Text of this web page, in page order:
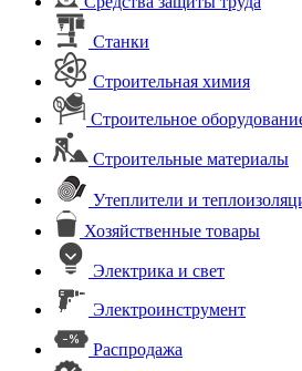
Станки
Строительная химия
Строительное
Строительные материалы
Утеплители и
Хозяйственные товары
Электрика и свет
Электроинструмент
Распродажа